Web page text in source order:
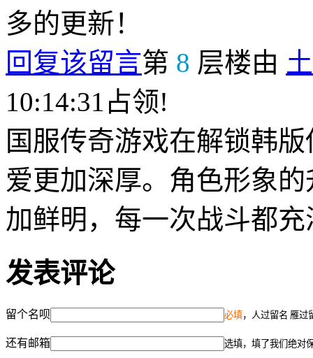
多的更新！
回复该留言第 8 层楼由
10:14:31占领!
国服传奇游戏在解锁韩
爱更加深厚。角色形象
加鲜明，每一次战斗都
发表评论
留个名呗 必填，人过留名 雁过
还有邮箱 选填，填了我们绝对